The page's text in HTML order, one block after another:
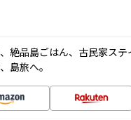
絶品島ごはん、古民家ス
島旅へ。